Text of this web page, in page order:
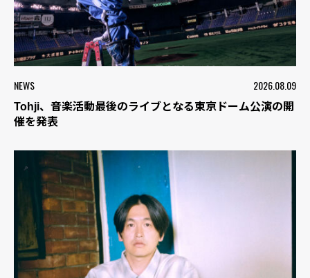
NEWS 2026.08.09
Tohji、音楽活動最後のライブとなる東京ドーム公演の開
催を発表